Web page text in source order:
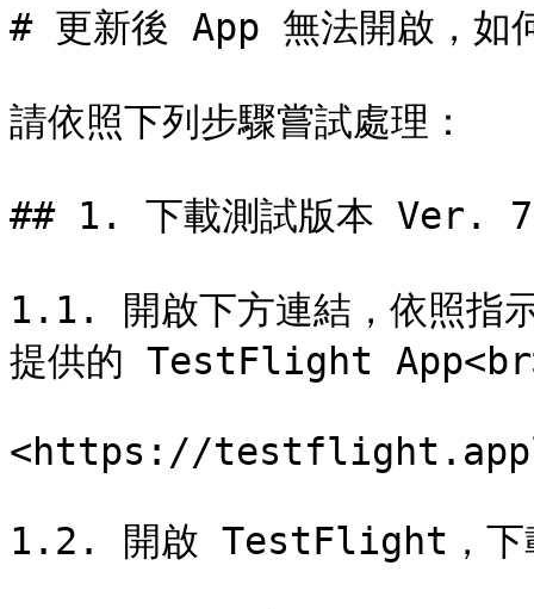
# 更新後 App 無法開啟，如
請依照下列步驟嘗試處理：
## 1. 下載測試版本 Ver.
1.1. 開啟下方連結，依照指
提供的 TestFlight
<https://
1.2. 開啟 TestFlight，下